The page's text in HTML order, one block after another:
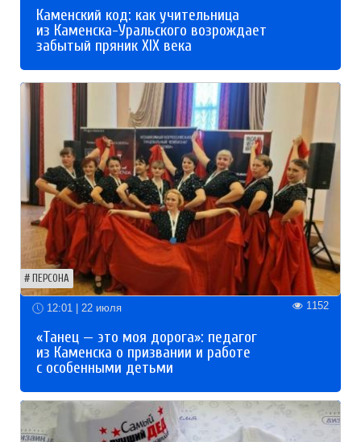
Каменский код: как учительница
из Каменска-Уральского возрождает
забытый пряник XIX века
ПЕРСОНА
12:01 | 22 июля 1152
«Танец — это моя дорога»: педагог
из Каменска о призвании и работе
с особенными детьми